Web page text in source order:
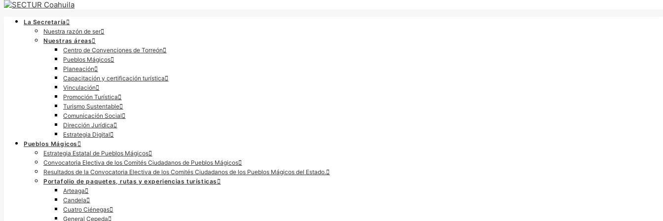
La Secretaría
Nuestra razón de ser
Nuestras áreas
Centro de Convenciones de Torreón
Pueblos Mágicos
Planeación
Capacitación y certificación turística
Vinculación
Promoción Turística
Turismo Sustentable
Comunicación Social
Dirección Jurídica
Estrategia Digital
Pueblos Mágicos
Estrategia Estatal de Pueblos Mágicos
Convocatoria Electiva de los Comités Ciudadanos de Pueblos Mágicos
Resultados de la Convocatoria Electiva de los Comités Ciudadanos de los Pueblos Mágicos del Estado.
Portafolio de paquetes, rutas y experiencias turísticas
Arteaga
Candela
Cuatro Ciénegas
General Cepeda